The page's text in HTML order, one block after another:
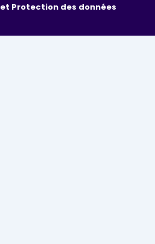
Protection des données